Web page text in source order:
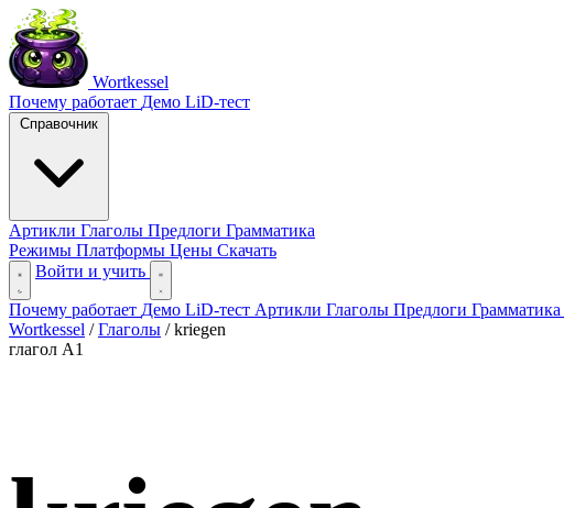
Wortkessel
Почему работает Демо LiD-тест
Справочник
Артикли Глаголы Предлоги Грамматика
Режимы Платформы Цены Скачать
Войти и учить
Почему работает Демо LiD-тест Артикли Глаголы Предлоги Грамматика
Wortkessel / Глаголы / kriegen
глагол A1